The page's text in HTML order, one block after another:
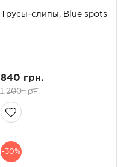
Трусы-слипы, Blue spots
840 грн.
1 200 грн.
-30%